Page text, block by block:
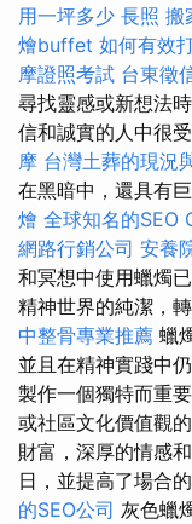
用一坪多少 長照 搬
燴buffet 如何有效
摩證照考試 台東徵
尋找靈感或新想法
信和誠實的人中很
摩 台灣土葬的現況
在黑暗中，還具有
燴 全球知名的SEO
網路行銷公司 安養
和冥想中使用蠟燭
精神世界的純潔，
中整骨專業推薦 蠟
並且在精神實踐中
製作一個獨特而重
或社區文化價值觀
財富，深厚的情感
日，並提高了場合
的SEO公司 灰色蠟